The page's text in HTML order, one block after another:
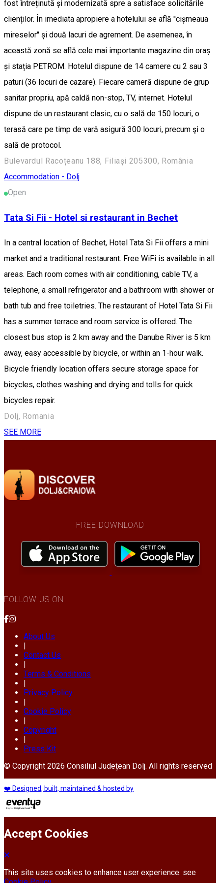
fost întreținută și modernizată spre a satisface solicitările
clienților. În imediata apropiere a hotelului se află ''cișmeaua
mireselor'' și două lacuri de agrement. De asemenea, în
această zonă se află cele mai importante magazine din oraș
și stația PETROM. Hotelul dispune de 14 camere cu 2 sau 3
paturi (36 locuri de cazare). Fiecare cameră dispune de grup
sanitar propriu, apă caldă non-stop, TV, internet. Hotelul
dispune de un restaurant clasic, cu o sală de 150 locuri, o
terasă care pe timp de vară asigură 300 locuri, precum şi o
sală de protocol.
Bulevardul Racoțeanu 188, Filiași 205300, România
Accommodation - Dolj
Open
Tata Si Fii - Hotel si restaurant in Bechet
In a central location of Bechet, Hotel Tata Si Fii offers a mini
market and a traditional restaurant. Free WiFi is available in all
areas. Each room comes with air conditioning, cable TV, a
telephone, a small refrigerator and a bathroom with shower or
bath tub and free toiletries. The restaurant of Hotel Tata Si Fii
has a summer terrace and room service is offered. The
closest bus stop is 2 km away and the Danube River is 5 km
away, easy accessible by bicycle, or within an 1-hour walk.
Bicycle friendly location offers secure storage space for
bicycles, clothes washing and drying and tolls for quick
bicycles repair.
Dolj, Romania
SEE MORE
FREE DOWNLOAD
FOLLOW US ON
About Us
|
Contact Us
|
Terms & Conditions
|
Privacy Policy
|
Cookie Policy
|
Copyright
|
Press Kit
© Copyright 2026 Consiliul Județean Dolj. All rights reserved
❤️ Designed, built, maintained & hosted by
Accept Cookies
This site uses cookies to enhance user experience. see